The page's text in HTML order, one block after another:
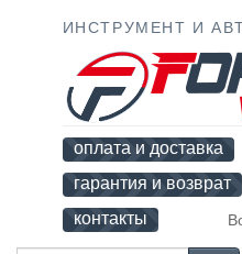
ИНСТРУМЕНТ И
оплата и доставка
гарантия и возврат
контакты